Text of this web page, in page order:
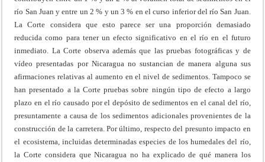
río San Juan y entre un 2 % y un 3 % en el curso inferior del río San Juan.
La Corte considera que esto parece ser una proporción demasiado
reducida como para tener un efecto significativo en el río en el futuro
inmediato. La Corte observa además que las pruebas fotográficas y de
vídeo presentadas por Nicaragua no sustancian de manera alguna sus
afirmaciones relativas al aumento en el nivel de sedimentos. Tampoco se
han presentado a la Corte pruebas sobre ningún tipo de efecto a largo
plazo en el río causado por el depósito de sedimentos en el canal del río,
presuntamente a causa de los sedimentos adicionales provenientes de la
construcción de la carretera. Por último, respecto del presunto impacto en
el ecosistema, incluidas determinadas especies de los humedales del río,
la Corte considera que Nicaragua no ha explicado de qué manera los